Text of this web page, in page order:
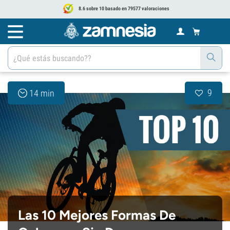
8.6 sobre 10 basado en 79577 valoraciones
14 min 9
Las 10 Mejores Formas De